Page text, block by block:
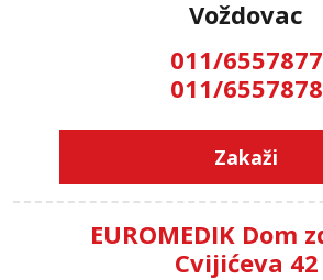
Voždovac
011/6557877
011/6557878
Zakaži
EUROMEDIK Dom
Cvijićeva 42